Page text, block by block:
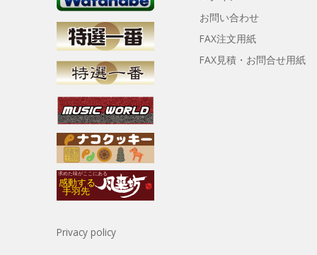
お問い合わせ
FAX注文用紙
FAX見積・お問合せ用紙
Privacy policy